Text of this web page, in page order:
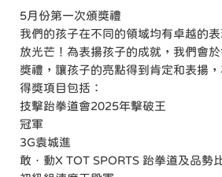
5月份第一次頒獎禮
我們的孩子在不同的領域均有卓越的
放光芒！為表揚孩子的成就，我們會
獎禮，讓孩子的亮點得到肯定和表揚，
得獎項目包括：
技擊跆拳道會2025年擊破王
冠軍
3G袁城進
敢．動X TOT SPORTS 跆拳道及品勢